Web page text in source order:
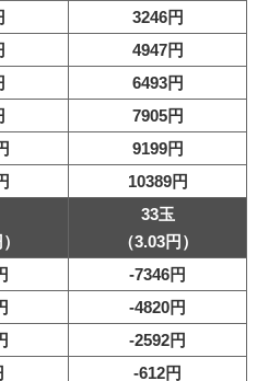
3246円
4947円
6493円
7905円
9199円
10389円
33玉
（3.03円）
-7346円
-4820円
-2592円
-612円